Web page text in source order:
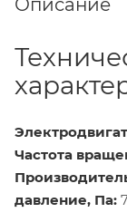
Частота
давление, Па: